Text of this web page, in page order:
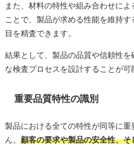
また、材料の特性や組み合わせに
ことで、製品が求める性能を維持
目を精査できます。
結果として、製品の品質や信頼性を
な検査プロセスを設計することが可
重要品質特性の識別
製品における全ての特性が同等に
ん。 顧客の要求や製品の安全性、